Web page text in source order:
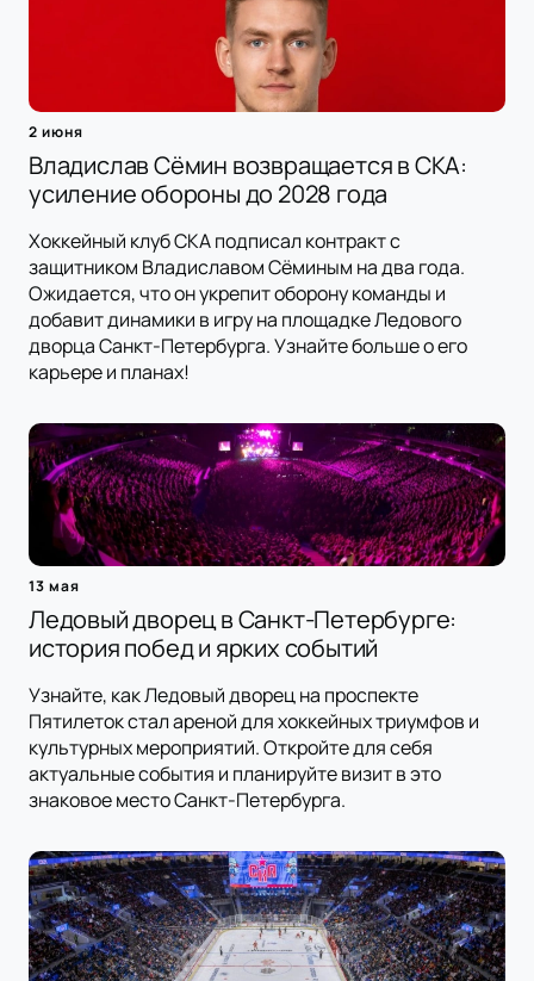
2 июня
Владислав Сёмин возвращается в СКА:
усиление обороны до 2028 года
Хоккейный клуб СКА подписал контракт с
защитником Владиславом Сёминым на два года.
Ожидается, что он укрепит оборону команды и
добавит динамики в игру на площадке Ледового
дворца Санкт-Петербурга. Узнайте больше о его
карьере и планах!
13 мая
Ледовый дворец в Санкт-Петербурге:
история побед и ярких событий
Узнайте, как Ледовый дворец на проспекте
Пятилеток стал ареной для хоккейных триумфов и
культурных мероприятий. Откройте для себя
актуальные события и планируйте визит в это
знаковое место Санкт-Петербурга.